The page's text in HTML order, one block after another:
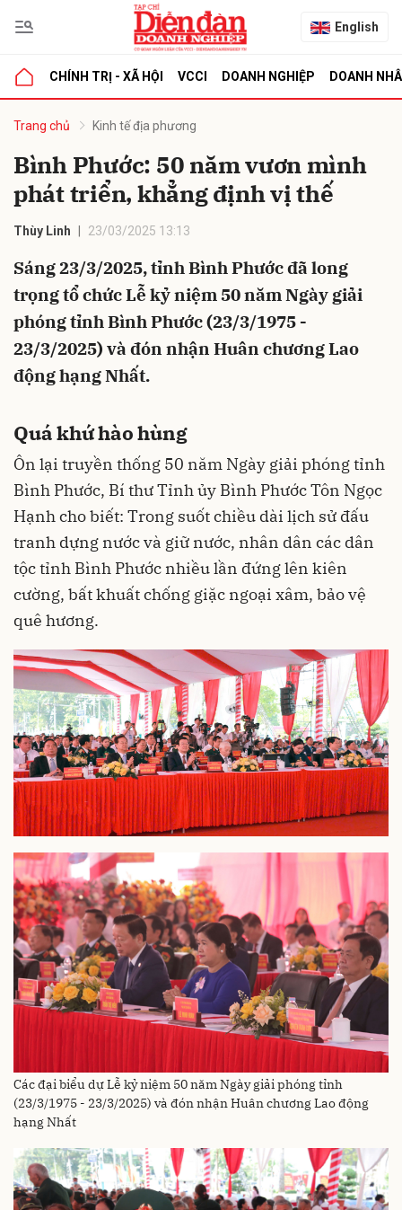
English
CHÍNH TRỊ - XÃ HỘI VCCI DOANH NGHIỆP DOANH
Trang chủ Kinh tế địa phương
Bình Phước: 50 năm vươn mình
phát triển, khẳng định vị thế
Thùy Linh 23/03/2025 13:13
Sáng 23/3/2025, tỉnh Bình Phước đã long
trọng tổ chức Lễ kỷ niệm 50 năm Ngày giải
phóng tỉnh Bình Phước (23/3/1975 -
23/3/2025) và đón nhận Huân chương Lao
động hạng Nhất.
Quá khứ hào hùng
Ôn lại truyền thống 50 năm Ngày giải phóng tỉnh
Bình Phước, Bí thư Tỉnh ủy Bình Phước Tôn Ngọc
Hạnh cho biết: Trong suốt chiều dài lịch sử đấu
tranh dựng nước và giữ nước, nhân dân các dân
tộc tỉnh Bình Phước nhiều lần đứng lên kiên
cường, bất khuất chống giặc ngoại xâm, bảo vệ
quê hương.
Các đại biểu dự Lễ kỷ niệm 50 năm Ngày giải phóng tỉnh
(23/3/1975 - 23/3/2025) và đón nhận Huân chương Lao động
hạng Nhất
luận
Hủy